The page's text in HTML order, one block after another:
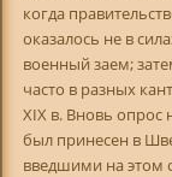
когда
оказалось не в
военный заем;
часто в разных
XIX в. Вновь опрос
был принесен в
введшими на этом